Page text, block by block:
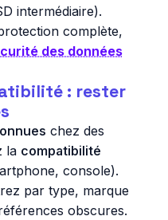
intermédiaire).
complète,
des données
: rester
chez des
la compatibilité
console).
par type, marque
obscures.